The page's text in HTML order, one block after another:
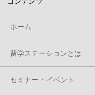
ホーム
留学ステーションとは
セミナー・イベント